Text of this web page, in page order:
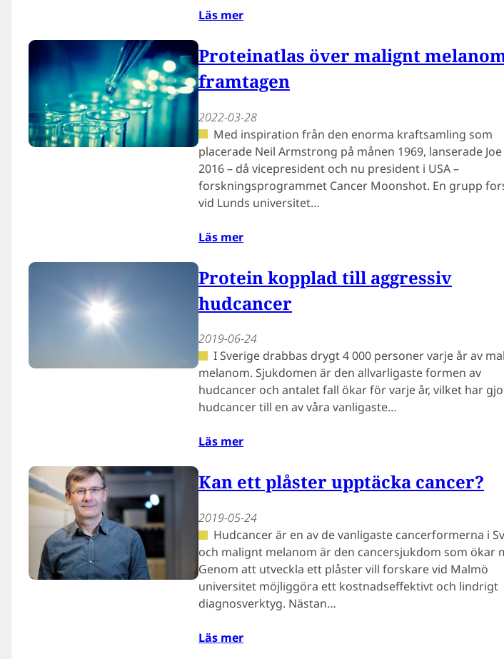
Läs mer
Proteinatlas över malignt
framtagen
2022-03-28
Med inspiration från den enorma kraftsamling som
placerade Neil Armstrong på månen 1969, lanserade
2016 – då vicepresident och nu president i USA –
forskningsprogrammet Cancer Moonshot. En grupp
vid Lunds universitet…
Läs mer
Protein kopplad till aggressiv
hudcancer
2019-06-24
I Sverige drabbas drygt 4 000 personer varje år av
melanom. Sjukdomen är den allvarligaste formen av
hudcancer och antalet fall ökar för varje år, vilket har
hudcancer till en av våra vanligaste…
Läs mer
Kan ett plåster upptäcka cancer?
2019-05-24
Hudcancer är en av de vanligaste cancerformerna i
och malignt melanom är den cancersjukdom som ökar
Genom att utveckla ett plåster vill forskare vid Malmö
universitet möjliggöra ett kostnadseffektivt och lindrigt
diagnosverktyg. Nästan…
Läs mer